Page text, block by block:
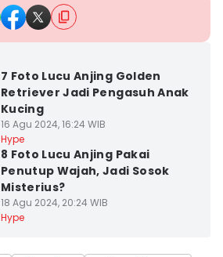
7 Foto Lucu Anjing Golden
Retriever Jadi Pengasuh Anak
Kucing
16 Agu 2024, 16:24 WIB
Hype
8 Foto Lucu Anjing Pakai
Penutup Wajah, Jadi Sosok
Misterius?
18 Agu 2024, 20:24 WIB
Hype